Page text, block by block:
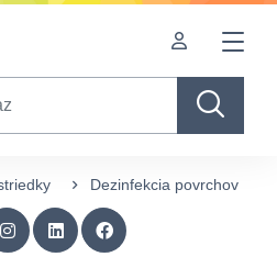
Dezinfekcia povrchov